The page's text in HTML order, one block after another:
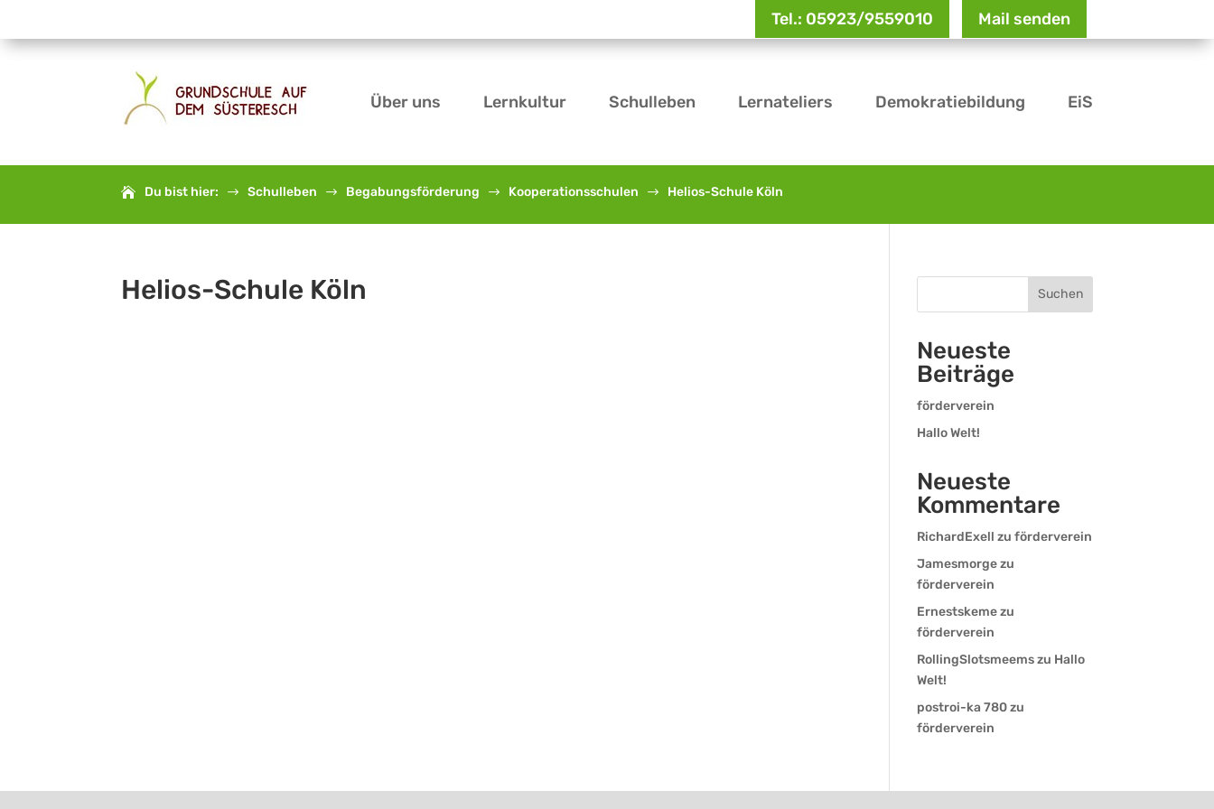
Tel.: 05923/9559010 Mail senden
Über uns Lernkultur Schulleben Lernateliers Demokratiebildung EiS
Du bist hier: $ Schulleben $ Begabungsförderung $ Kooperationsschulen $ Helios-Schule Köln
Helios-Schule Köln Suchen
Neueste
Beiträge
förderverein
Hallo Welt!
Neueste
Kommentare
RichardExell zuförderverein
Jamesmorgezu
förderverein
Ernestskemezu
förderverein
RollingSlotsmeemszu Hallo
Welt!
postroi-ka 780zu
förderverein